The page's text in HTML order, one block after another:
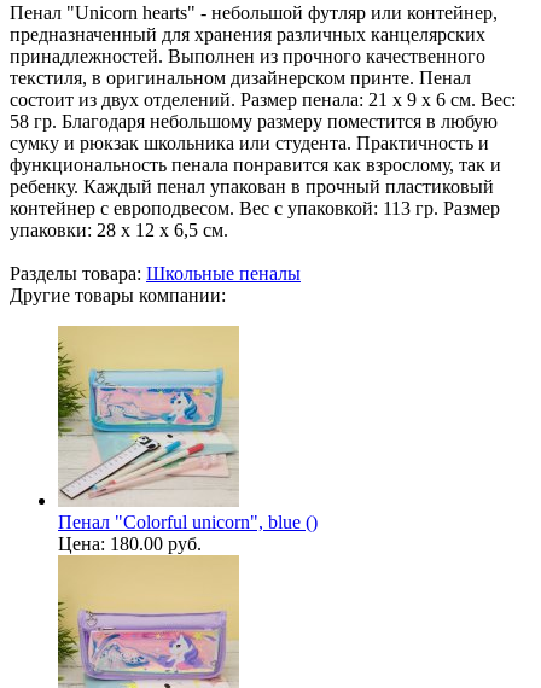
Пенал "Unicorn hearts" - небольшой футляр или контейнер,
предназначенный для хранения различных канцелярских
принадлежностей. Выполнен из прочного качественного
текстиля, в оригинальном дизайнерском принте. Пенал
состоит из двух отделений. Размер пенала: 21 х 9 х 6 см. Вес:
58 гр. Благодаря небольшому размеру поместится в любую
сумку и рюкзак школьника или студента. Практичность и
функциональность пенала понравится как взрослому, так и
ребенку. Каждый пенал упакован в прочный пластиковый
контейнер с европодвесом. Вес с упаковкой: 113 гр. Размер
упаковки: 28 х 12 х 6,5 см.
Разделы товара: Школьные пеналы
Другие товары компании:
Пенал "Colorful unicorn", blue ()
Цена: 180.00 руб.